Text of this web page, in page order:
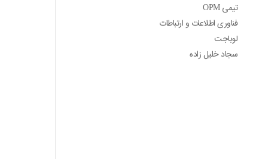
تیمی OPM
فناوری اطلاعات و ارتباطات
لوباجت
سجاد خلیل زاده